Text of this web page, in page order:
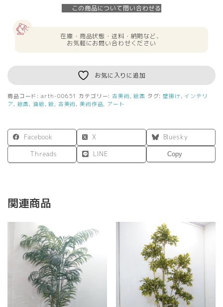
畑』
イ
ン
テ
リ
ー
ト
painting
25cm×20cm
この商品について問い合わせる
在庫・商品状態・送料・納期など、
お気軽にお問い合わせください
お気に入りに追加
商品コード: arth-00651 カテゴリー:古美術,絵画 タグ:壁掛け ,インテリ
ア , 絵画 , 油絵 ,絵 , 古美術,美術作品, アート
Facebook X
Bluesky
Threads
LINE Copy
関連商品